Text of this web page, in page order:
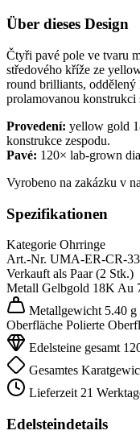
Über dieses Design
Čtyři pavé pole ve tvaru
středového kříže ze
round brilliants,
prolamovanou konstrukci
Provedení: yellow gold
konstrukce zespodu.
Pavé: 120× lab-grown
Vyrobeno na zakázku v
Spezifikationen
Kategorie Ohrringe
Art.-Nr. UMA-ER-CR-
Verkauft als Paar (2 Stk.)
Metall Gelbgold 18KAu
Metallgewicht 5.40 g
Oberfläche Polierte
Edelsteine gesamt
Gesamtes
Lieferzeit 21
Edelsteindetails